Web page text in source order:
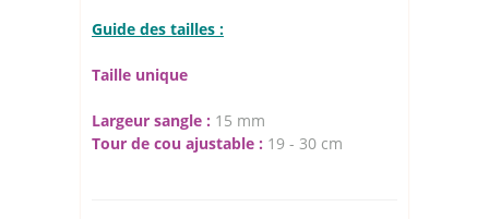
Guide des tailles :
Taille unique
Largeur sangle : 15 mm
Tour de cou ajustable : 19 - 30 cm